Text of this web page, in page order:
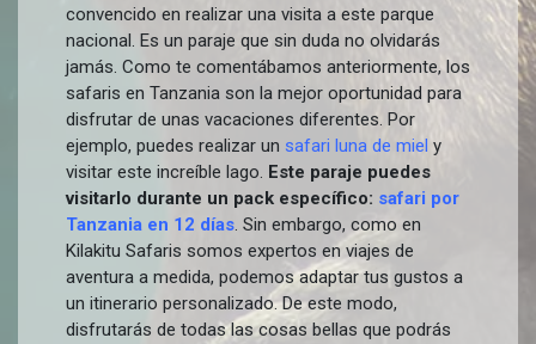
convencido en realizar una visita a este parque
nacional. Es un paraje que sin duda no olvidarás
jamás. Como te comentábamos anteriormente, los
safaris en Tanzania son la mejor oportunidad para
disfrutar de unas vacaciones diferentes. Por
ejemplo, puedes realizar un safari luna de miel y
visitar este increíble lago. Este paraje puedes
visitarlo durante un pack específico: safari por
Tanzania en 12 días. Sin embargo, como en
Kilakitu Safaris somos expertos en viajes de
aventura a medida, podemos adaptar tus gustos a
un itinerario personalizado. De este modo,
disfrutarás de todas las cosas bellas que podrás